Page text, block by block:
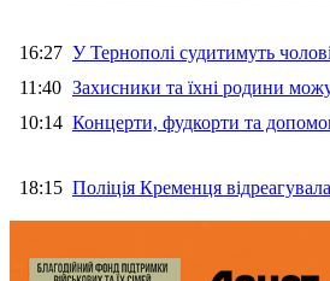
16:27 У Тернополі судитимуть
11:40 Захисники та їхні родини
10:14 Концерти, фудкорти та
18:15 Поліція Кременця